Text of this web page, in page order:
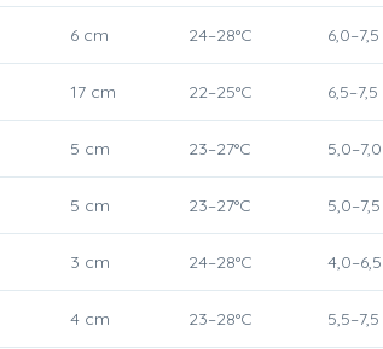
6 cm 24–28°C 6,0–7,5
17 cm 22–25°C 6,5–7,5
5 cm 23–27°C 5,0–7,0
5 cm 23–27°C 5,0–7,5
3 cm 24–28°C 4,0–6,5
4 cm 23–28°C 5,5–7,5